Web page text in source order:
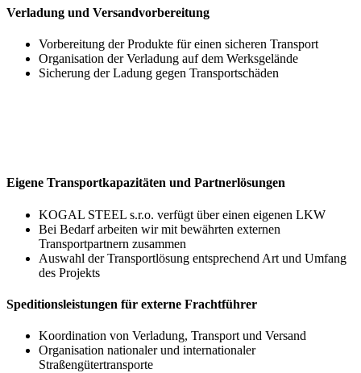
Verladung und Versandvorbereitung
Vorbereitung der Produkte für einen sicheren Transport
Organisation der Verladung auf dem Werksgelände
Sicherung der Ladung gegen Transportschäden
Eigene Transportkapazitäten und Partnerlösungen
KOGAL STEEL s.r.o. verfügt über einen eigenen LKW
Bei Bedarf arbeiten wir mit bewährten externen
Transportpartnern zusammen
Auswahl der Transportlösung entsprechend Art und Umfang
des Projekts
Speditionsleistungen für externe Frachtführer
Koordination von Verladung, Transport und Versand
Organisation nationaler und internationaler
Straßengütertransporte